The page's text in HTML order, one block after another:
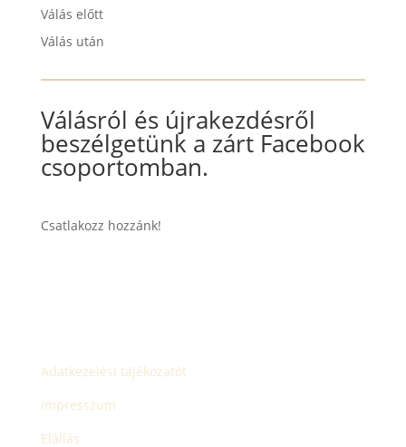
Válás előtt
Válás után
Válásról és újrakezdésről
beszélgetünk a zárt Facebook
csoportomban.
Csatlakozz hozzánk!
Adatkezelési tájékozatót
Impresszum
Elállás